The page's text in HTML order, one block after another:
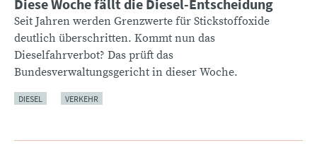
Diese Woche fällt die Diesel-Entscheidung
Seit Jahren werden Grenzwerte für Stickstoffoxide
deutlich überschritten. Kommt nun das
Dieselfahrverbot? Das prüft das
Bundesverwaltungsgericht in dieser Woche.
DIESEL VERKEHR